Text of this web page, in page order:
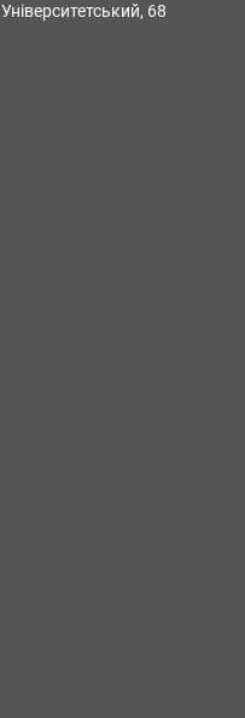
Університетський, 68